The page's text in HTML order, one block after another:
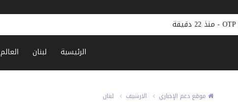
الرئيسية لبنان العالم
موقع دعم الإخباري الارشيف لبنان